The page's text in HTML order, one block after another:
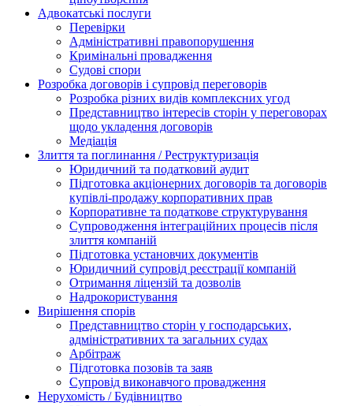
Адвокатські послуги
Перевірки
Адміністративні правопорушення
Кримінальні провадження
Судові спори
Розробка договорів і супровід переговорів
Розробка різних видів комплексних угод
Представництво інтересів сторін у переговорах
щодо укладення договорів
Медіація
Злиття та поглинання / Реструктуризація
Юридичний та податковий аудит
Підготовка акціонерних договорів та договорів
купівлі-продажу корпоративних прав
Корпоративне та податкове структурування
Супроводження інтеграційних процесів після
злиття компаній
Підготовка установчих документів
Юридичний супровід реєстрації компаній
Отримання ліцензій та дозволів
Надрокористування
Вирішення спорів
Представництво сторін у господарських,
адміністративних та загальних судах
Арбітраж
Підготовка позовів та заяв
Супровід виконавчого провадження
Нерухомість / Будівництво